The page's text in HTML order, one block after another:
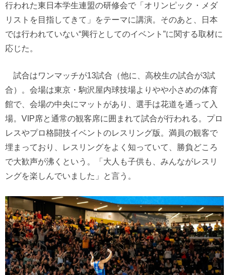
行われた東日本学生連盟の研修会で「オリンピック・メダ
リストを目指してきて」をテーマに講演。そのあと、日本
では行われていない“興行としてのイベント”に関する取材に
応じた。
試合はワンマッチが13試合（他に、高校生の試合が3試
合）。会場は東京・駒沢屋内球技場よりやや小さめの体育
館で、会場の中央にマットがあり、選手は花道を通って入
場。VIP席と通常の観客席に囲まれて試合が行われる。プロ
レスやプロ格闘技イベントのレスリング版。満員の観客で
埋まっており、レスリングをよく知っていて、勝負どころ
で大歓声が沸くという。「大人も子供も、みんながレスリ
ングを楽しんでいました」と言う。